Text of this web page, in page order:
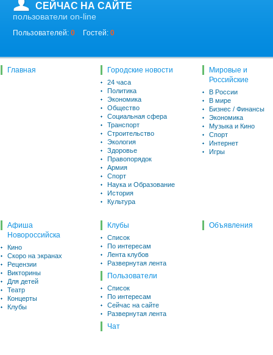
СЕЙЧАС НА САЙТЕ
пользователи on-line
Пользователей: 0 Гостей: 0
Главная Городские новости
24 часа
Политика
Экономика
Общество
Социальная сфера
Транспорт
Строительство
Экология
Здоровье
Правопорядок
Армия
Спорт
Наука и Образование
История
Культура
Мировые и
Российские
В России
В мире
Бизнес / Финансы
Экономика
Музыка и Кино
Спорт
Интернет
Игры
Афиша
Новороссийска
Кино
Скоро на экранах
Рецензии
Викторины
Для детей
Театр
Концерты
Клубы
Клубы
Список
По интересам
Лента клубов
Развернутая лента
Пользователи
Список
По интересам
Сейчас на сайте
Развернутая лента
Чат
Объявления